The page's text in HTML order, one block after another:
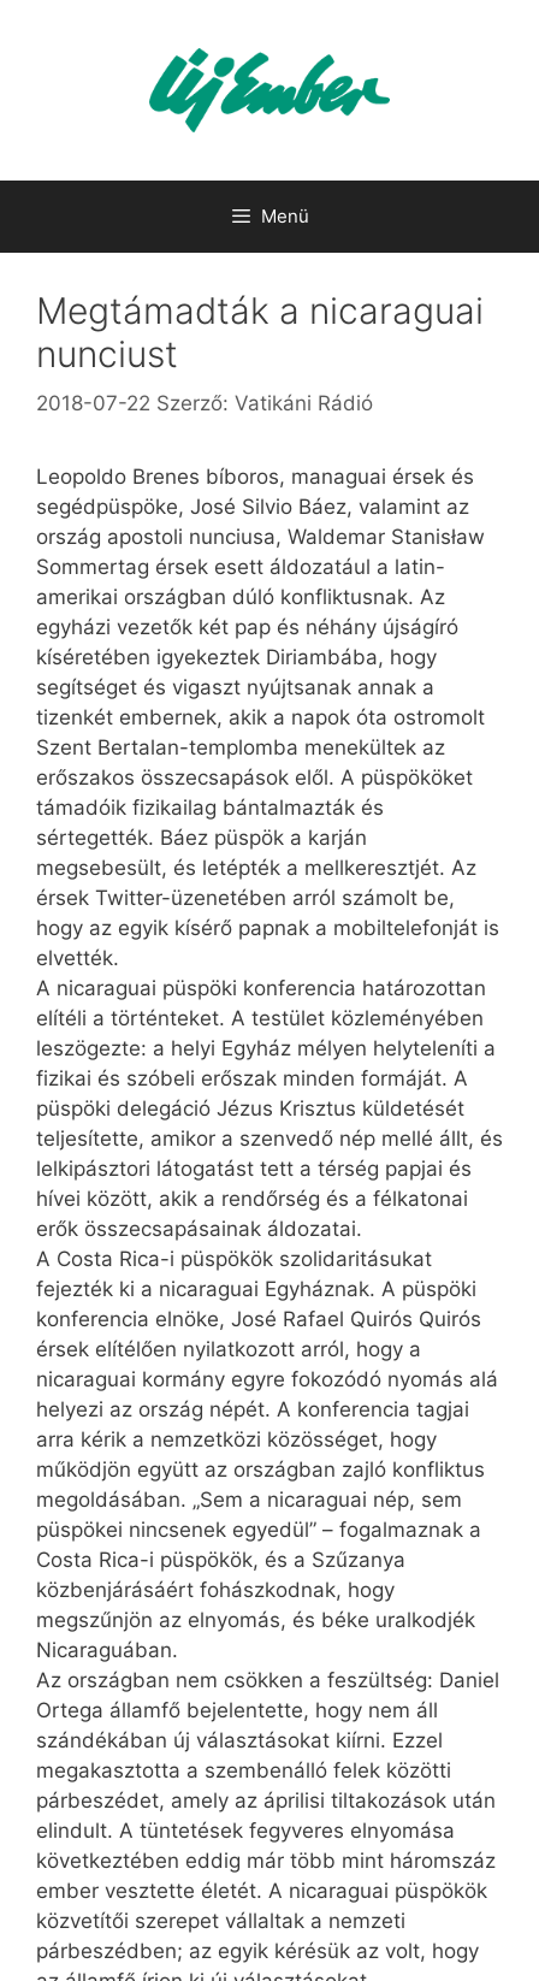
Menü
Megtámadták a nicaraguai
nunciust
2018-07-22 Szerző: Vatikáni Rádió
Leopoldo Brenes bíboros, managuai érsek és
segédpüspöke, José Silvio Báez, valamint az
ország apostoli nunciusa, Waldemar Stanisław
Sommertag érsek esett áldozatául a latin-
amerikai országban dúló konfliktusnak. Az
egyházi vezetők két pap és néhány újságíró
kíséretében igyekeztek Diriambába, hogy
segítséget és vigaszt nyújtsanak annak a
tizenkét embernek, akik a napok óta ostromolt
Szent Bertalan-templomba menekültek az
erőszakos összecsapások elől. A püspököket
támadóik fizikailag bántalmazták és
sértegették. Báez püspök a karján
megsebesült, és letépték a mellkeresztjét. Az
érsek Twitter-üzenetében arról számolt be,
hogy az egyik kísérő papnak a mobiltelefonját is
elvették.
A nicaraguai püspöki konferencia határozottan
elítéli a történteket. A testület közleményében
leszögezte: a helyi Egyház mélyen helyteleníti a
fizikai és szóbeli erőszak minden formáját. A
püspöki delegáció Jézus Krisztus küldetését
teljesítette, amikor a szenvedő nép mellé állt, és
lelkipásztori látogatást tett a térség papjai és
hívei között, akik a rendőrség és a félkatonai
erők összecsapásainak áldozatai.
A Costa Rica-i püspökök szolidaritásukat
fejezték ki a nicaraguai Egyháznak. A püspöki
konferencia elnöke, José Rafael Quirós Quirós
érsek elítélően nyilatkozott arról, hogy a
nicaraguai kormány egyre fokozódó nyomás alá
helyezi az ország népét. A konferencia tagjai
arra kérik a nemzetközi közösséget, hogy
működjön együtt az országban zajló konfliktus
megoldásában. „Sem a nicaraguai nép, sem
püspökei nincsenek egyedül” – fogalmaznak a
Costa Rica-i püspökök, és a Szűzanya
közbenjárásáért fohászkodnak, hogy
megszűnjön az elnyomás, és béke uralkodjék
Nicaraguában.
Az országban nem csökken a feszültség: Daniel
Ortega államfő bejelentette, hogy nem áll
szándékában új választásokat kiírni. Ezzel
megakasztotta a szembenálló felek közötti
párbeszédet, amely az áprilisi tiltakozások után
elindult. A tüntetések fegyveres elnyomása
következtében eddig már több mint háromszáz
ember vesztette életét. A nicaraguai püspökök
közvetítői szerepet vállaltak a nemzeti
párbeszédben; az egyik kérésük az volt, hogy